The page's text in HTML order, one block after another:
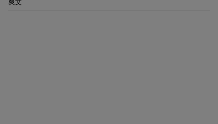
爽文